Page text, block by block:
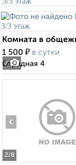
7
Комната в
1 500 ₽ в сутки
Отрадная 4
2/8
‹